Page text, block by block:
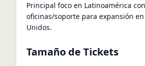
Principal foco en Latinoamérica
oficinas/soporte para expansión en
Unidos.
Tamaño de Tickets